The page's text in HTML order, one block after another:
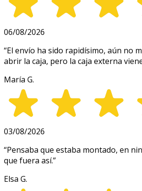
06/08/2026
“El envío ha sido rapidísimo, aún no
abrir la caja, pero la caja externa
María G.
03/08/2026
“Pensaba que estaba montado, en
que fuera así.”
Elsa G.